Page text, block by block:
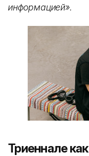
информацией».
Триеннале